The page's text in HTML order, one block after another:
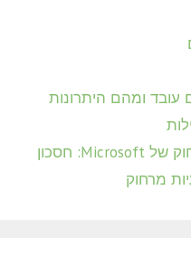
עובד ומהם היתרונות
שירותי תיקון מחשבים מרחוק של Microsoft: חסכון
מרחוק